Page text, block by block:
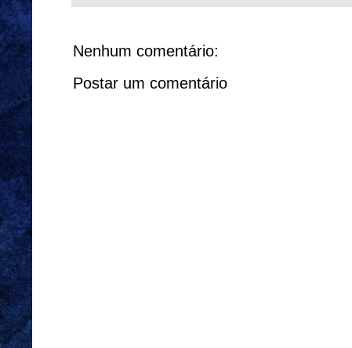
Nenhum comentário:
Postar um comentário